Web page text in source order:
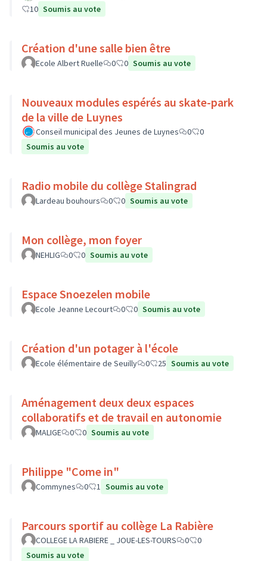
10 Soumis au vote
Création d'une salle bien être
Ecole Albert Ruelle 0 0 Soumis au vote
Nouveaux modules espérés au skate-park
de la ville de Luynes
Conseil municipal des Jeunes de Luynes 0
0
Soumis au vote
Radio mobile du collège Stalingrad
Lardeau bouhours 0 0 Soumis au vote
Mon collège, mon foyer
NEHLIG 0 0 Soumis au vote
Espace Snoezelen mobile
Ecole Jeanne Lecourt 0 0 Soumis au vote
Création d'un potager à l'école
Ecole élémentaire de Seuilly 0 25 Soumis au vote
Aménagement deux deux espaces
collaboratifs et de travail en autonomie
MALIGE 0 0 Soumis au vote
Philippe "Come in"
Commynes 0 1 Soumis au vote
Parcours sportif au collège La Rabière
COLLEGE LA RABIERE _ JOUE-LES-TOURS 0
0
Soumis au vote